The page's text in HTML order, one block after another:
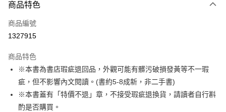
信用卡一次付款
ATM付款
運送方式
付款後全家取貨
每筆NT$60，滿NT$499(含以上)免運費
付款後7-11取貨
商品特色
商品編號
1327915
商品特色
※本書為書店瑕疵退回品，外觀可能有髒污破損發黃等不一瑕
疵，但不影響內文閱讀。(書約5-8成新，非二手書)
※本書蓋有「特價不退」章，不接受瑕疵退換貨，請讀者自行斟
酌是否購買。